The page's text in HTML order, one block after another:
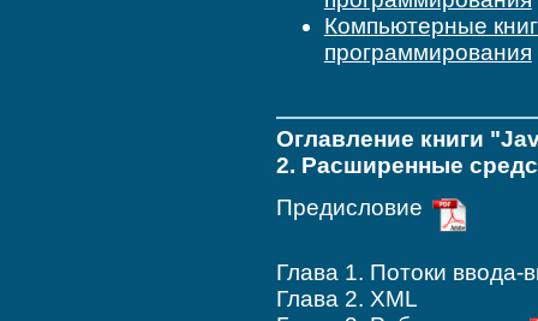
Компьютерные
программирования
Оглавление книги
2. Расширенные
Предисловие
Глава 1. Потоки
Глава 2. XML